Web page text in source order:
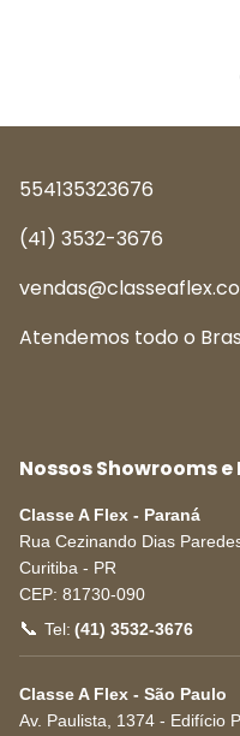
554135323676
(41) 3532-3676
Atendemos todo o
Nossos Showrooms
Classe A Flex - Paraná
Rua Cezinando Dias
Curitiba - PR
CEP: 81730-090
📞 Tel: (41) 3532-3676
Classe A Flex - São Paulo
Av. Paulista, 1374 - Edifício